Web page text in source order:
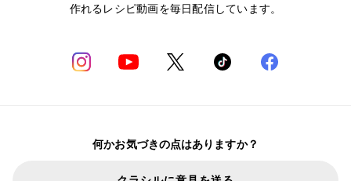
作れるレシピ動画を毎日配信しています。
何かお気づきの点はありますか？